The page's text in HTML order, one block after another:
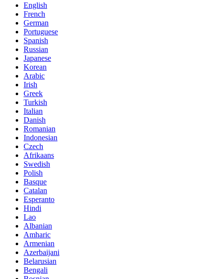
English
French
German
Portuguese
Spanish
Russian
Japanese
Korean
Arabic
Irish
Greek
Turkish
Italian
Danish
Romanian
Indonesian
Czech
Afrikaans
Swedish
Polish
Basque
Catalan
Esperanto
Hindi
Lao
Albanian
Amharic
Armenian
Azerbaijani
Belarusian
Bengali